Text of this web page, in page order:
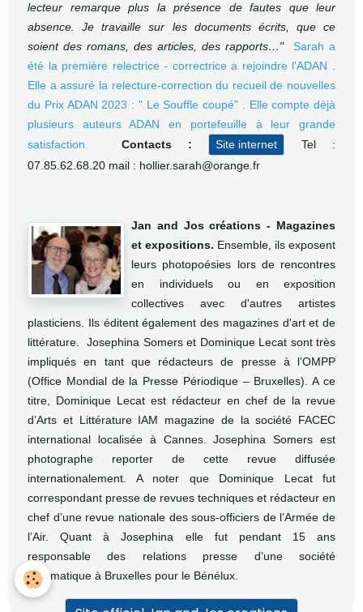
lecteur remarque plus la présence de fautes que leur
absence. Je travaille sur les documents écrits, que ce
soient des romans, des articles, des rapports…" Sarah a
été la première relectrice - correctrice a rejoindre l'ADAN .
Elle a assuré la relecture-correction du recueil de nouvelles
du Prix ADAN 2023 : " Le Souffle coupé" . Elle compte déjà
plusieurs auteurs ADAN en portefeuille à leur grande
satisfaction. Contacts : Site internet
Tel :
07.85.62.68.20 mail : hollier.sarah@orange.fr
Jan and Jos créations - Magazines
et expositions. Ensemble, ils exposent
leurs photopoésies lors de rencontres
en individuels ou en exposition
collectives avec d'autres artistes
plasticiens. Ils éditent également des magazines d'art et de
littérature. Josephina Somers et Dominique Lecat sont très
impliqués en tant que rédacteurs de presse à l’OMPP
(Office Mondial de la Presse Périodique – Bruxelles). A ce
titre, Dominique Lecat est rédacteur en chef de la revue
d’Arts et Littérature IAM magazine de la société FACEC
international localisée à Cannes. Josephina Somers est
photographe reporter de cette revue diffusée
internationalement. A noter que Dominique Lecat fut
correspondant presse de revues techniques et rédacteur en
chef d’une revue nationale des sous-officiers de l’Armée de
l’Air. Quant à Josephina elle fut pendant 15 ans
responsable des relations presse d’une société
informatique à Bruxelles pour le Bénélux.